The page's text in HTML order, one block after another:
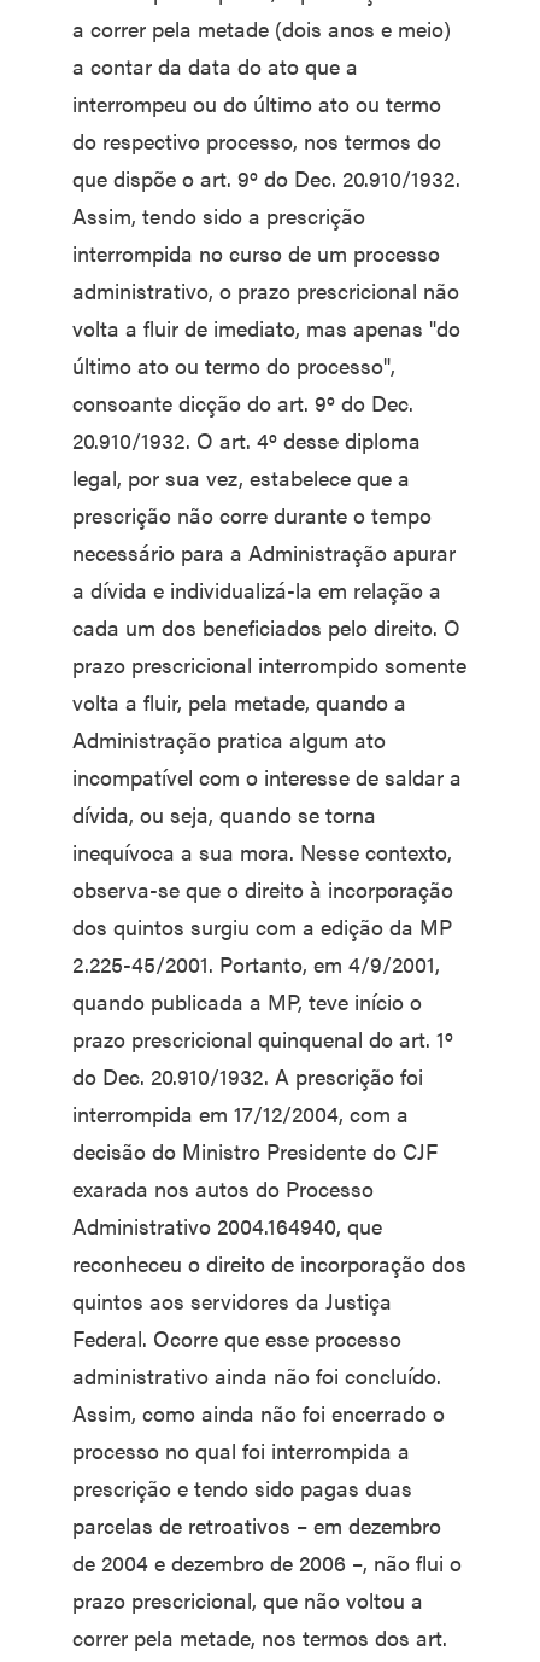
a correr pela metade (dois anos e meio)
a contar da data do ato que a
interrompeu ou do último ato ou termo
do respectivo processo, nos termos do
que dispõe o art. 9º do Dec. 20.910/1932.
Assim, tendo sido a prescrição
interrompida no curso de um processo
administrativo, o prazo prescricional não
volta a fluir de imediato, mas apenas "do
último ato ou termo do processo",
consoante dicção do art. 9º do Dec.
20.910/1932. O art. 4º desse diploma
legal, por sua vez, estabelece que a
prescrição não corre durante o tempo
necessário para a Administração apurar
a dívida e individualizá-la em relação a
cada um dos beneficiados pelo direito. O
prazo prescricional interrompido somente
volta a fluir, pela metade, quando a
Administração pratica algum ato
incompatível com o interesse de saldar a
dívida, ou seja, quando se torna
inequívoca a sua mora. Nesse contexto,
observa-se que o direito à incorporação
dos quintos surgiu com a edição da MP
2.225-45/2001. Portanto, em 4/9/2001,
quando publicada a MP, teve início o
prazo prescricional quinquenal do art. 1º
do Dec. 20.910/1932. A prescrição foi
interrompida em 17/12/2004, com a
decisão do Ministro Presidente do CJF
exarada nos autos do Processo
Administrativo 2004.164940, que
reconheceu o direito de incorporação dos
quintos aos servidores da Justiça
Federal. Ocorre que esse processo
administrativo ainda não foi concluído.
Assim, como ainda não foi encerrado o
processo no qual foi interrompida a
prescrição e tendo sido pagas duas
parcelas de retroativos – em dezembro
de 2004 e dezembro de 2006 –, não flui o
prazo prescricional, que não voltou a
correr pela metade, nos termos dos art.